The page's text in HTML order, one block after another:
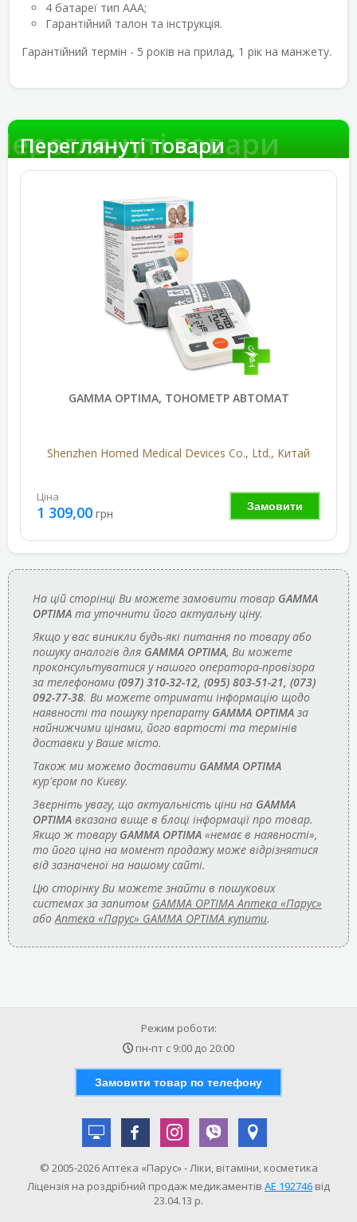
4 батареї тип ААА;
Гарантійний талон та інструкція.
Гарантійний термін - 5 років на прилад, 1 рік на манжету.
товари
Переглянуті товари
GAMMA OPTIMA, ТОНОМЕТР АВТОМАТ
Shenzhen Homed Medical Devices Co., Ltd., Китай
Замовити
Ціна
1 309,00 грн
На цій сторінці Ви можете замовити товар GAMMA
OPTIMA та уточнити його актуальну ціну.
Якщо у вас виникли будь-які питання по товару або
пошуку аналогів для GAMMA OPTIMA, Ви можете
проконсультуватися у нашого оператора-провізора
за телефонами (097) 310-32-12, (095) 803-51-21, (073)
092-77-38. Ви можете отримати інформацію щодо
наявності та пошуку препарату GAMMA OPTIMA за
найнижчими цінами, його вартості та термінів
доставки у Ваше місто.
Також ми можемо доставити GAMMA OPTIMA
кур'єром по Києву.
Зверніть увагу, що актуальність ціни на GAMMA
OPTIMA вказана вище в блоці інформації про товар.
Якщо ж товару GAMMA OPTIMA «немає в наявності»,
то його ціна на момент продажу може відрізнятися
від зазначеної на нашому сайті.
Цю сторінку Ви можете знайти в пошукових
системах за запитом GAMMA OPTIMA Аптека «Парус»
абоАптека «Парус» GAMMA OPTIMA купити.
Режим роботи:
пн-пт с 9:00 до 20:00
Замовити товар по телефону
© 2005-2026 Аптека «Парус» - Ліки, вітаміни, косметика
Ліцензія на роздрібний продаж медикаментів АE 192746 від
23.04.13 р.